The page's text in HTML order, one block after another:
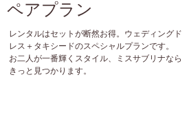
ペアプラン
レンタルはセットが断然お得。ウェディングド
レス＋タキシードのスペシャルプランです。
お二人が一番輝くスタイル、ミスサブリナなら
きっと見つかります。